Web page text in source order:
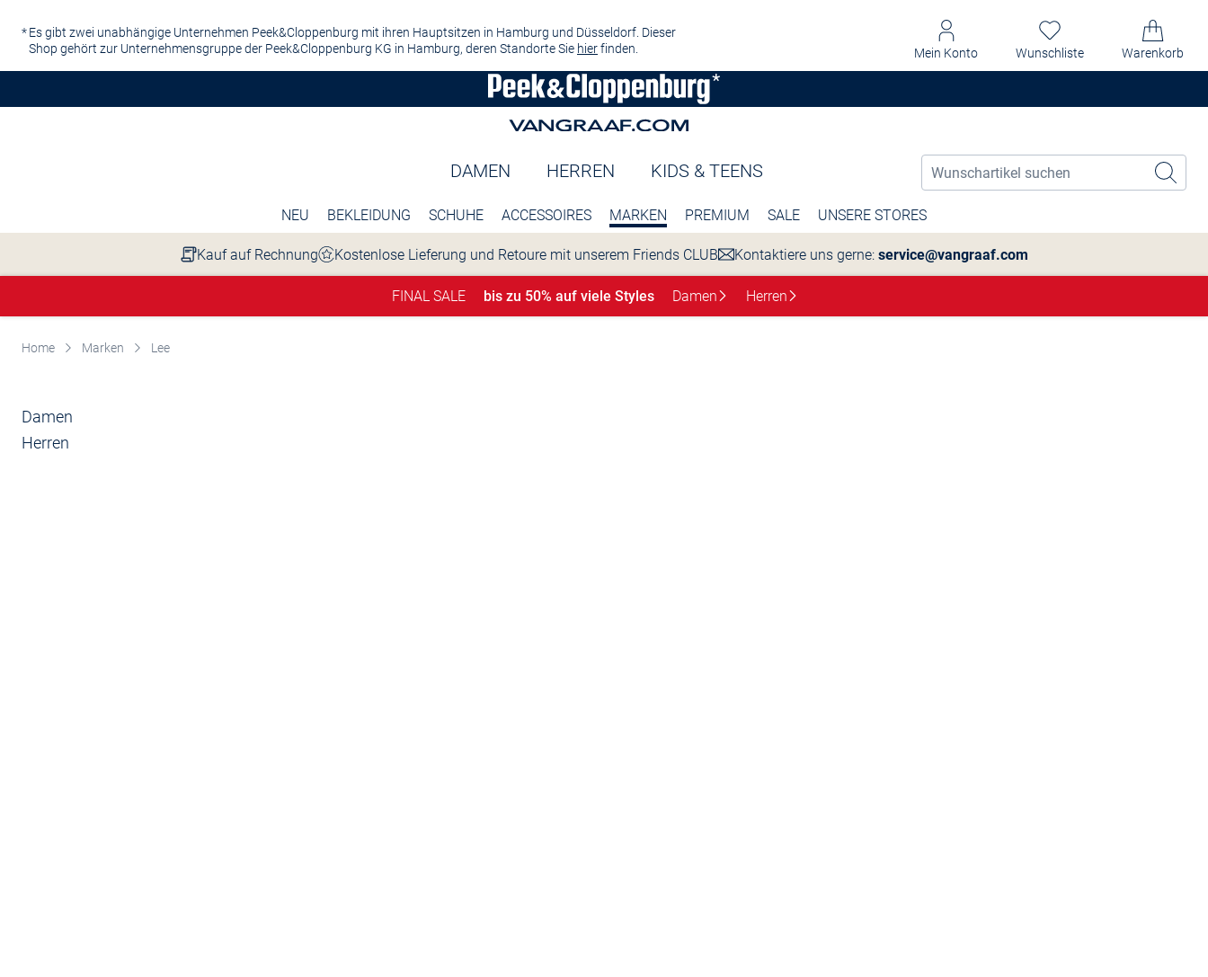
Es gibt zwei unabhängige Unternehmen Peek&Cloppenburg mit ihren Hauptsitzen in Hamburg und Düsseldorf. Dieser
Shop gehört zur Unternehmensgruppe der Peek&Cloppenburg KG in Hamburg, deren Standorte Sie hierfinden. Mein Konto Wunschliste Warenkorb
DAMEN HERREN KIDS & TEENS
NEU BEKLEIDUNG SCHUHE ACCESSOIRES MARKEN PREMIUM SALE UNSERE STORES
Kauf auf Rechnung Kostenlose Lieferung und Retoure mit unserem Friends CLUB Kontaktiere uns gerne: service@vangraaf.com
FINAL SALE bis zu 50% auf viele Styles Damen Herren
Home Marken Lee
Damen
Herren